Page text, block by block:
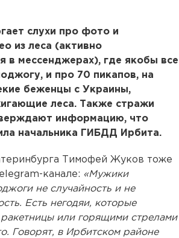
слухи про фото и
из леса (активно
в мессенджерах), где якобы все
и про 70 пикапов, на
беженцы с Украины,
леса. Также стражи
информацию, что
начальника ГИБДД Ирбита.
Тимофей Жуков тоже
канале: «Мужики
не случайность и не
Есть негодяи, которые
ракетницы или горящими стрелами
Говорят, в Ирбитском районе